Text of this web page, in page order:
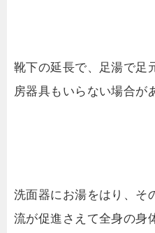
靴下の延長で、足湯で足
房器具もいらない場合が
洗面器にお湯をはり、そ
流が促進さえて全身の身